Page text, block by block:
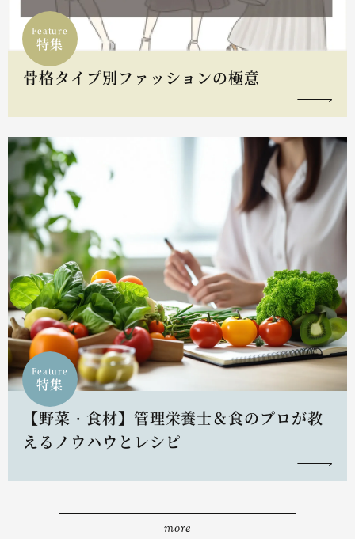
Feature
特集
骨格タイプ別ファッションの極意
Feature
特集
【野菜・食材】管理栄養士＆食のプロが教
えるノウハウとレシピ
more